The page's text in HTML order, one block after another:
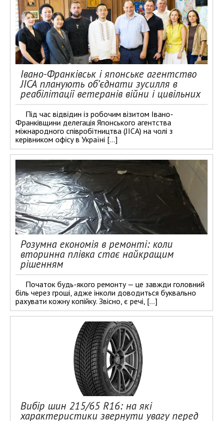
Івано-Франківськ і японське агентство
JICA планують об’єднати зусилля в
реабілітації ветеранів війни і цивільних
Під час відвідин із робочим візитом Івано-
Франківщини делегація Японського агентства
міжнародного співробітництва (JICA) на чолі з
керівником офісу в Україні […]
Розумна економія в ремонті: коли
вторинна плівка стає найкращим
рішенням
Початок будь-якого ремонту — це завжди головний
біль через гроші, адже інколи доводиться буквально
рахувати кожну копійку. Звісно, є речі, […]
Вибір шин 215/65 R16: на які
характеристики звернути увагу перед